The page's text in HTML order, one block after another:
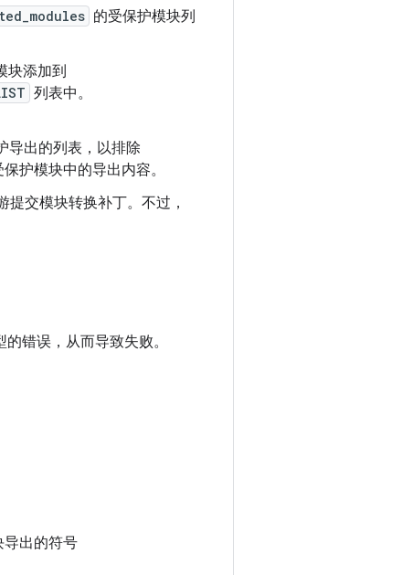
的受保护模块列
块添加到
列表中。
导出的列表，以排除
护模块中的导出内容。
交模块转换补丁。不过，
错误，从而导致失败。
导出的符号